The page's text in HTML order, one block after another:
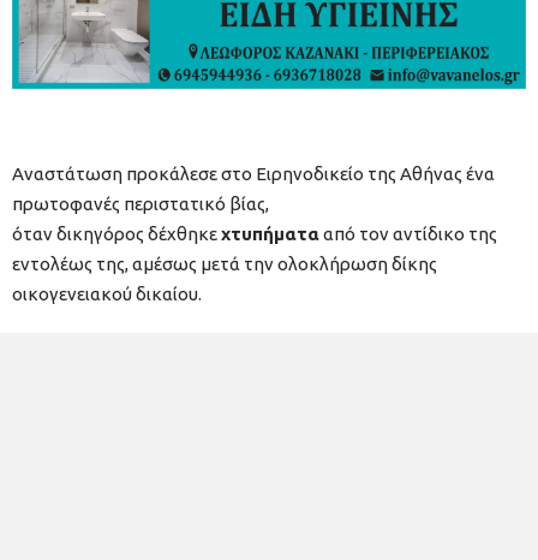
Αναστάτωση προκάλεσε στο Ειρηνοδικείο της Αθήνας ένα
πρωτοφανές περιστατικό βίας,
όταν δικηγόρος δέχθηκεχτυπήματααπό τον αντίδικο της
εντολέως της, αμέσως μετά την ολοκλήρωση δίκης
οικογενειακού δικαίου.